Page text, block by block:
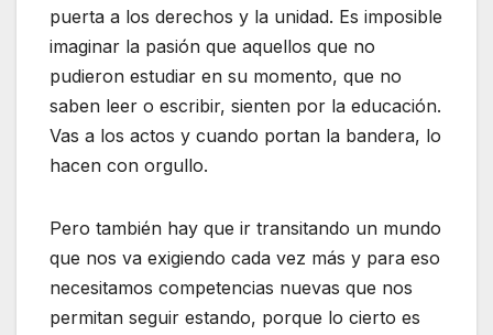
puerta a los derechos y la unidad. Es imposible
imaginar la pasión que aquellos que no
pudieron estudiar en su momento, que no
saben leer o escribir, sienten por la educación.
Vas a los actos y cuando portan la bandera, lo
hacen con orgullo.
Pero también hay que ir transitando un mundo
que nos va exigiendo cada vez más y para eso
necesitamos competencias nuevas que nos
permitan seguir estando, porque lo cierto es